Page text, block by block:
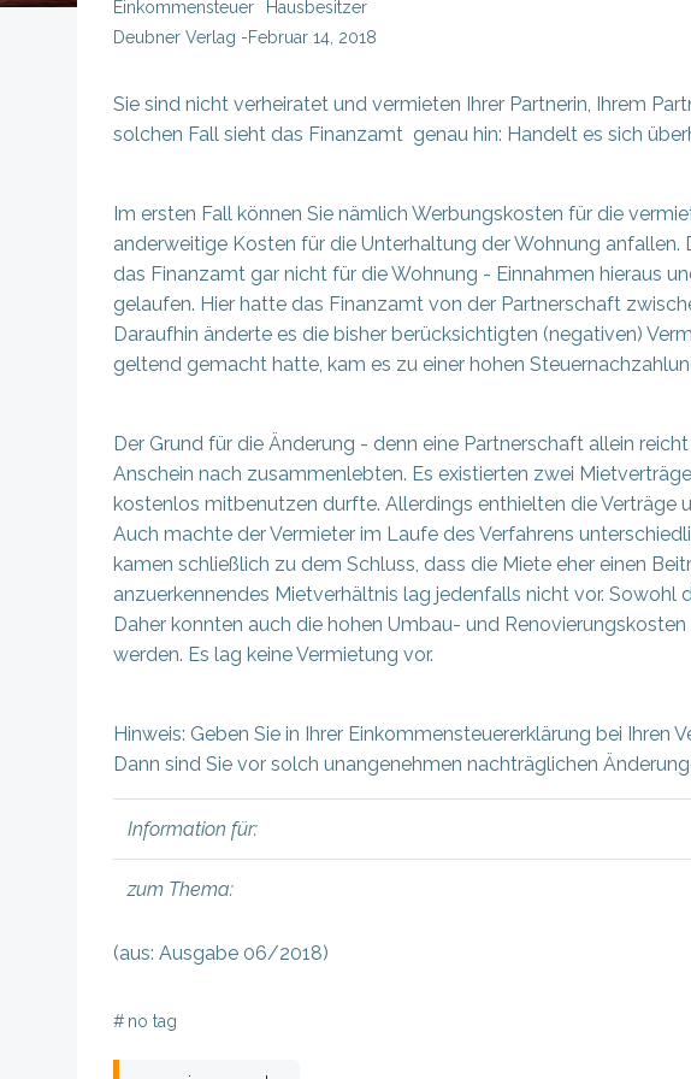
Einkommensteuer
Hausbesitzer
Deubner Verlag -Februar 14, 2018
Sie sind nicht verheiratet und vermieten Ihrer Partnerin, Ihrem
solchen Fall sieht das Finanzamt genau hin: Handelt es sich
Im ersten Fall können Sie nämlich Werbungskosten für die
anderweitige Kosten für die Unterhaltung der Wohnung
das Finanzamt gar nicht für die Wohnung - Einnahmen hieraus
gelaufen. Hier hatte das Finanzamt von der Partnerschaft
Daraufhin änderte es die bisher berücksichtigten (negativen)
geltend gemacht hatte, kam es zu einer hohen
Der Grund für die Änderung - denn eine Partnerschaft allein
Anschein nach zusammenlebten. Es existierten zwei
kostenlos mitbenutzen durfte. Allerdings enthielten die Verträge
Auch machte der Vermieter im Laufe des Verfahrens
kamen schließlich zu dem Schluss, dass die Miete eher einen
anzuerkennendes Mietverhältnis lag jedenfalls nicht vor.
Daher konnten auch die hohen Umbau- und
werden. Es lag keine Vermietung vor.
Hinweis: Geben Sie in Ihrer Einkommensteuererklärung bei
Dann sind Sie vor solch unangenehmen nachträglichen
Information für:
zum Thema:
(aus: Ausgabe 06/2018)
# no tag